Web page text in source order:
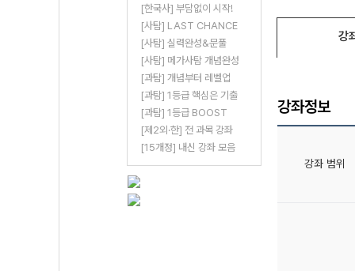
[한국사] 부담없이 시작!
[사탐] LAST CHANCE
[사탐] 실력완성&문풀
[사탐] 메가사탐 개념완성
[과탐] 개념부터 레벨업
[과탐] 1등급 핵심은 기출
[과탐] 1등급 BOOST
[제2외·한] 전 과목 강좌
[15개정] 내신 강좌 모음
강
강좌정보
강좌 범위